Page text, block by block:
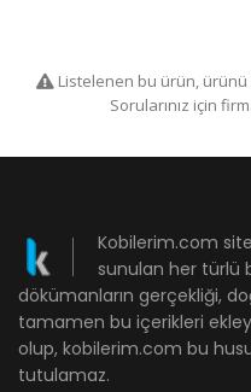
Listelenen bu ürün, ürünü
Sorularınız için
Kobilerim.com
sunulan her türlü
dökümanların gerçekliği,
tamamen bu içerikleri
olup, kobilerim.com bu
tutulamaz.